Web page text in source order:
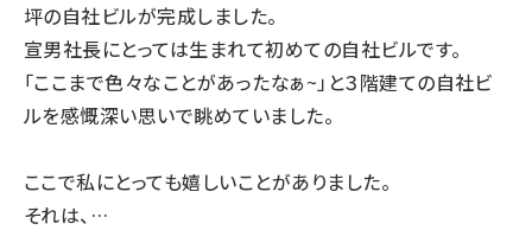
坪の自社ビルが完成しました。
宣男社長にとっては生まれて初めての自社ビルです。
「ここまで色々なことがあったなぁ~」と３階建ての自社ビ
ルを感慨深い思いで眺めていました。
ここで私にとっても嬉しいことがありました。
それは、…